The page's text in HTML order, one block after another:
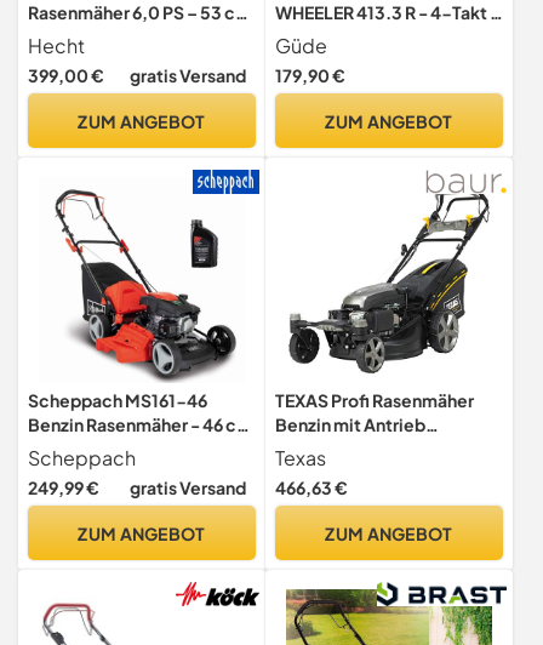
Rasenmäher 6,0 PS – 53 cm
mit Elektrostart &
Radantrieb
Hecht
399,00 € gratis Versand
ZUM ANGEBOT
WHEELER 413.3 R - 4-Takt -
40L Auffangbehälter
Güde
179,90 €
ZUM ANGEBOT
Scheppach MS161-46
Benzin Rasenmäher - 46 cm
Schnittbreite | 55 Liter
Fangkorb | Stahlgehäuse |
7-stufige Höhenverstellung
Radantrieb | Seitenauswurf
Scheppach
249,99 € gratis Versand
ZUM ANGEBOT
TEXAS Profi Rasenmäher
Benzin mit Antrieb
Radantrieb E-Start
Hochgrasmäher ZT
5110TR/WE Zero Turn 3in1
| sehr wendig | 196cm³ | 4-
75mm | Mulchfunktion
Texas
466,63 €
ZUM ANGEBOT